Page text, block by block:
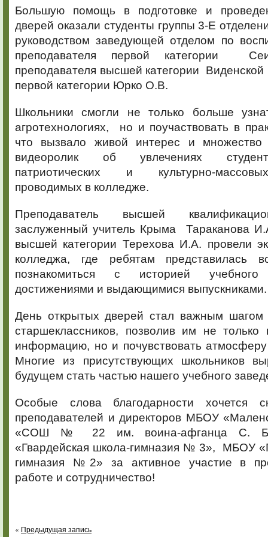
Большую помощь в подготовке и
дверей оказали студенты группы 3-Е
руководством заведующей отделом по
преподавателя первой категории
преподавателя высшей категории Виденской
первой категории Юрко О.В.
Школьники смогли не только больше
агротехнологиях, но и поучаствовать в
что вызвало живой интерес и множество
видеоролик об увлечениях
патриотических и культурно-
проводимых в колледже.
Преподаватель высшей
заслуженный учитель Крыма Тараканова
высшей категории Терехова И.А. провели
колледжа, где ребятам представилась
познакомиться с историей
достижениями и выдающимися выпускниками.
День открытых дверей стал важным шагом
старшеклассников, позволив им не только
информацию, но и почувствовать
Многие из присутствующих школьников
будущем стать частью нашего учебного
Особые слова благодарности
преподавателей и директоров МБОУ
«СОШ № 22 им. воина-афганца С.
«Гвардейская школа-гимназия № 3», МБОУ
гимназия №2» за активное участие в
работе и сотрудничество!
« Предыдущая запись